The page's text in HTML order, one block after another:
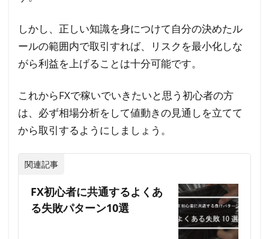
す
め
の
方
しかし、正しい知識を身につけて自分の決めたル
ールの範囲内で取引すれば、リスクを最小化しな
がら利益を上げることは十分可能です。
これからFXで稼いでいきたいと思う初心者の方
は、必ず相場分析をして値動きの見通しを立てて
から取引するようにしましょう。
関連記事
FX初心者に共通するよくあ
る失敗パターン10選